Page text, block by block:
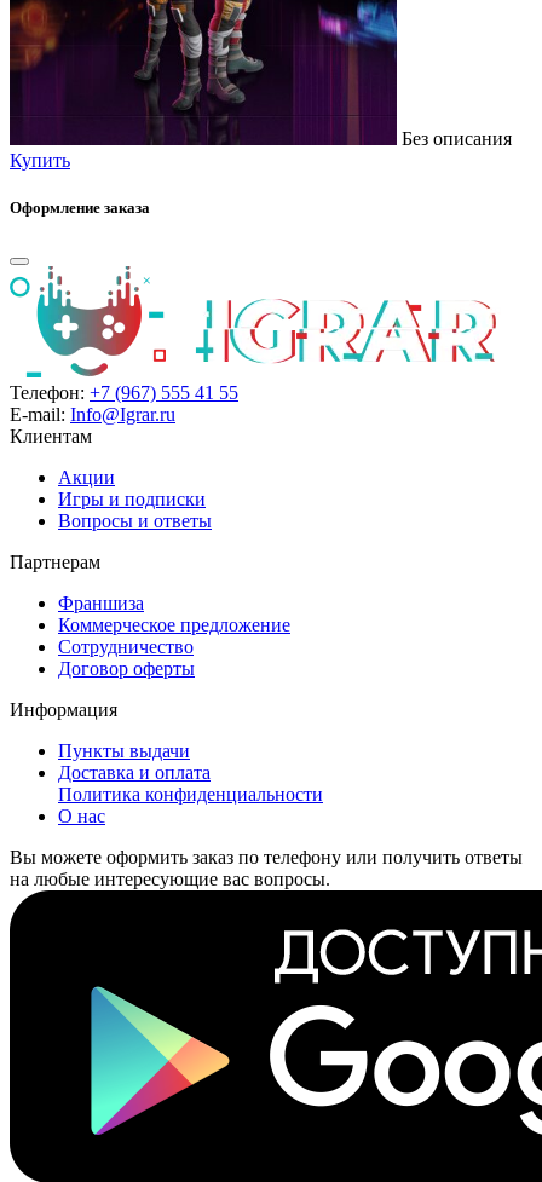
Без описания
Купить
Оформление заказа
Телефон: +7 (967) 555 41 55
E-mail: Info@Igrar.ru
Клиентам
Акции
Игры и подписки
Вопросы и ответы
Партнерам
Франшиза
Коммерческое предложение
Сотрудничество
Договор оферты
Информация
Пункты выдачи
Доставка и оплата
Политика конфиденциальности
О нас
Вы можете оформить заказ по телефону или получить ответы
на любые интересующие вас вопросы.